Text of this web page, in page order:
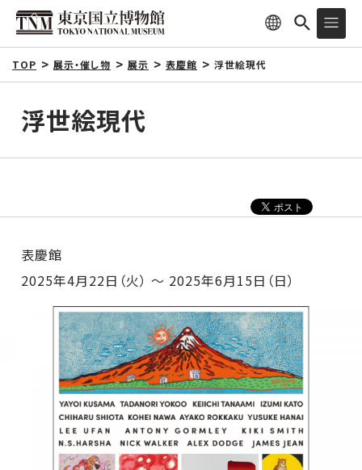
TOP 展示・催し物 展示 表慶館 浮世絵現代
浮世絵現代
表慶館
2025年4月22日（火） ～ 2025年6月15日（日）